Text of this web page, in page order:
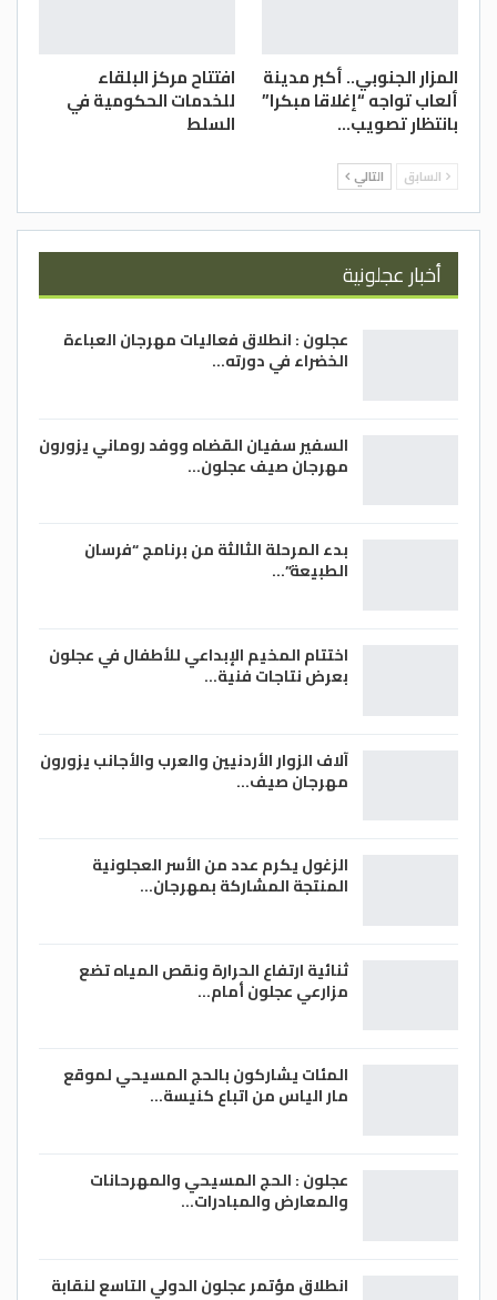
المزار الجنوبي.. أكبر مدينة
ألعاب تواجه “إغلاقا مبكرا”
بانتظار تصويب…
افتتاح مركز البلقاء
للخدمات الحكومية في
السلط
السابق التالي
أخبار عجلونية
عجلون : انطلاق فعاليات مهرجان العباءة
الخضراء في دورته…
السفير سفيان القضاه ووفد روماني يزورون
مهرجان صيف عجلون…
بدء المرحلة الثالثة من برنامج “فرسان
الطبيعة”…
اختتام المخيم الإبداعي للأطفال في عجلون
بعرض نتاجات فنية…
آلاف الزوار الأردنيين والعرب والأجانب يزورون
مهرجان صيف…
الزغول يكرم عدد من الأسر العجلونية
المنتجة المشاركة بمهرجان…
ثنائية ارتفاع الحرارة ونقص المياه تضع
مزارعي عجلون أمام…
المئات يشاركون بالحج المسيحي لموقع
مار الياس من اتباع كنيسة…
عجلون : الحج المسيحي والمهرحانات
والمعارض والمبادرات…
انطلاق مؤتمر عجلون الدولي التاسع لنقابة